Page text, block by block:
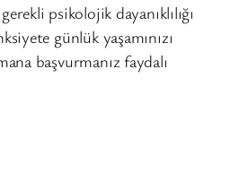
psikolojik dayanıklılığı
günlük yaşamınızı
başvurmanız faydalı